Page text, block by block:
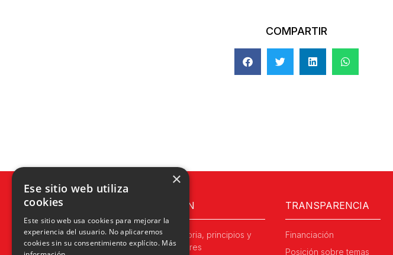
COMPARTIR
UPN
Historia, principios y
valores
TRANSPARENCIA
Financiación
Posición sobre temas
×
Ese sitio web utiliza
cookies
Este sitio web usa cookies para mejorar la
experiencia del usuario. No aplicaremos
cookies sin su consentimiento explícito. Más